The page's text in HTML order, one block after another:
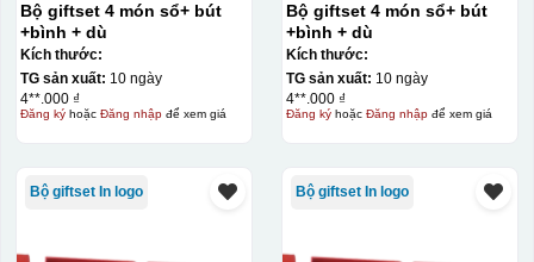
Bộ giftset 4 món sổ+ bút
+bình + dù
Kích thước:
TG sản xuất: 10 ngày
4**.000 ₫
Đăng kýhoặc Đăng nhậpđể xem giá
Bộ giftset 4 món sổ+ bút
+bình + dù
Kích thước:
TG sản xuất: 10 ngày
4**.000 ₫
Đăng kýhoặc Đăng nhậpđể xem giá
Bộ giftset In logo Bộ giftset In logo